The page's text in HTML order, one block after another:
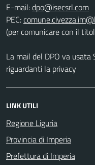
E-mail:
PEC:
(per comunicare con il
La mail del DPO va usata
riguardanti la privacy
LINK UTILI
Regione Liguria
Provincia di Imperia
Prefettura di Imperia